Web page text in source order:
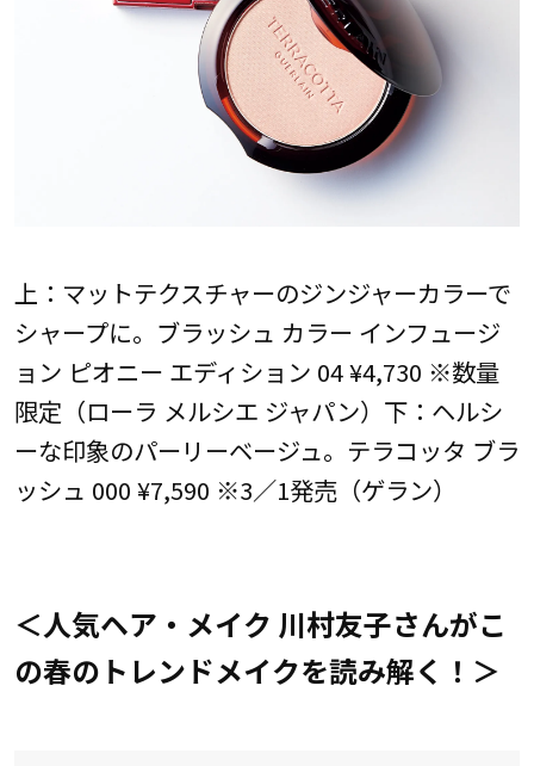
上：マットテクスチャーのジンジャーカラーで
シャープに。ブラッシュ カラー インフュージ
ョン ピオニー エディション 04 ¥4,730 ※数量
限定（ローラ メルシエ ジャパン）下：ヘルシ
ーな印象のパーリーベージュ。テラコッタ ブラ
ッシュ 000 ¥7,590 ※3／1発売（ゲラン）
＜人気ヘア・メイク 川村友子さんがこ
の春のトレンドメイクを読み解く！＞